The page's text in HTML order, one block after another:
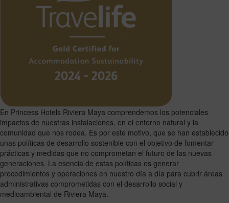
En Princess Hotels Riviera Maya comprendemos los potenciales
impactos de nuestras instalaciones, en el entorno natural y la
comunidad que nos rodea. Es por este motivo, que se han establecido
unas políticas de desarrollo sostenible con el objetivo de fomentar
prácticas y medidas que no comprometan el futuro de las nuevas
generaciones. La esencia de estas políticas es generar
procedimientos y operaciones en nuestro día a día para cubrir áreas
administrativas comprometidas con el desarrollo social y
medioambiental de Riviera Maya.